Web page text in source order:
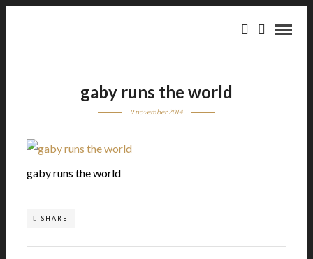
gaby runs the world
9 november 2014
gaby runs the world
SHARE